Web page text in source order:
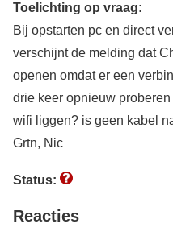
Toelichting op vraag:
Bij opstarten pc en direct
verschijnt de melding dat
openen omdat er een
drie keer opnieuw
wifi liggen? is geen kabel
Grtn, Nic
Status:
Reacties